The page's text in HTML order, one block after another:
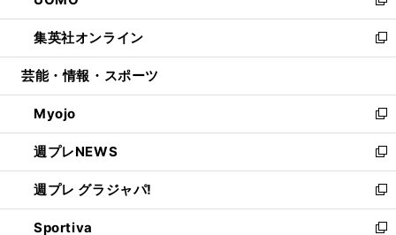
開
く
ウ
で
開
ン
ド
ウ
開
く
ウ
ィ
ン
ウ
で
開
く
新
し
い
ウ
ン
ド
ウ
で
開
く
集英社オンライン
新
し
ウ
ィ
ン
ド
ウ
で
開
く
芸能・情報・スポーツ
Myojo
新
し
い
ウ
ィ
ン
ド
週プレNEWS
新
し
い
ウ
ィ
週プレ グラジャパ!
新
し
い
Sportiva
新